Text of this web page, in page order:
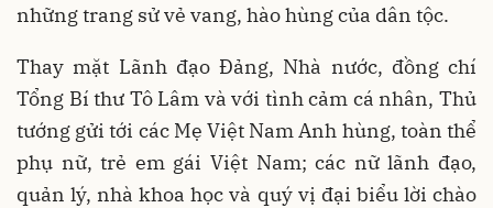
những trang sử vẻ vang, hào hùng của dân tộc.
Thay mặt Lãnh đạo Đảng, Nhà nước, đồng chí
Tổng Bí thư Tô Lâm và với tình cảm cá nhân, Thủ
tướng gửi tới các Mẹ Việt Nam Anh hùng, toàn thể
phụ nữ, trẻ em gái Việt Nam; các nữ lãnh đạo,
quản lý, nhà khoa học và quý vị đại biểu lời chào